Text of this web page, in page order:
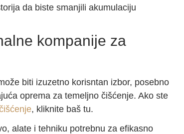
da biste smanjili akumulaciju
kompanije za
biti izuzetno korisntan izbor, posebno
oprema za temeljno čišćenje. Ako ste
, kliknite baš tu.
alate i tehniku potrebnu za efikasno